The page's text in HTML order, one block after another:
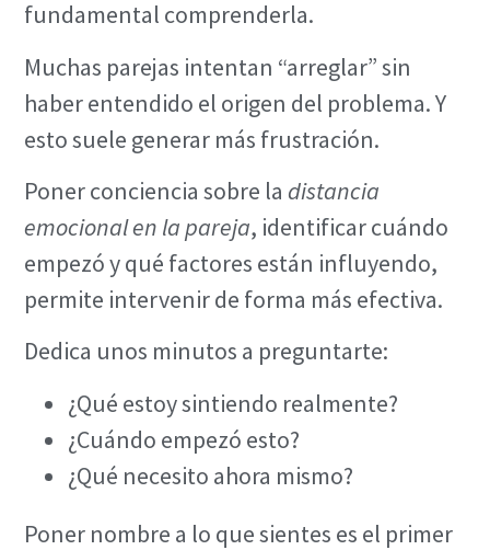
fundamental comprenderla.
Muchas parejas intentan “arreglar” sin
haber entendido el origen del problema. Y
esto suele generar más frustración.
Poner conciencia sobre la distancia
emocional en la pareja, identificar cuándo
empezó y qué factores están influyendo,
permite intervenir de forma más efectiva.
Dedica unos minutos a preguntarte:
¿Qué estoy sintiendo realmente?
¿Cuándo empezó esto?
¿Qué necesito ahora mismo?
Poner nombre a lo que sientes es el primer